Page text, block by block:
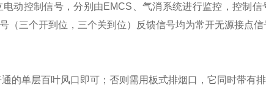
动控制信号，分别由EMCS、气消系统进行监控，控制信
（三个开到位，三个关到位）反馈信号均为常开无源接点
单层百叶风口即可；否则需用板式排烟口，它同时带有